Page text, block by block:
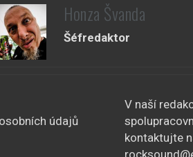
Honza Švanda
Šéfredaktor
údajů
V naší
kontaktujte